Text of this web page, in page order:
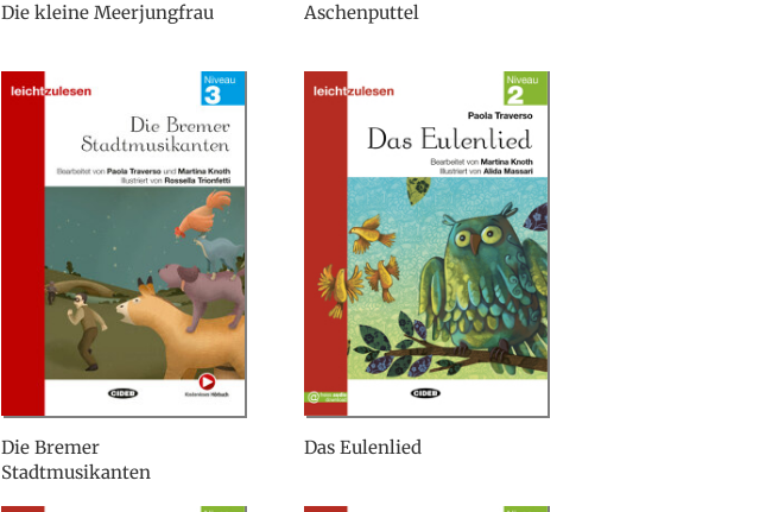
Die kleine Meerjungfrau Aschenputtel
Die Bremer
Stadtmusikanten
Das Eulenlied